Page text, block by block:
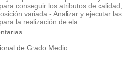
conseguir los atributos de calidad,
variada - Analizar y ejecutar las
la realización de ela...
de Grado Medio